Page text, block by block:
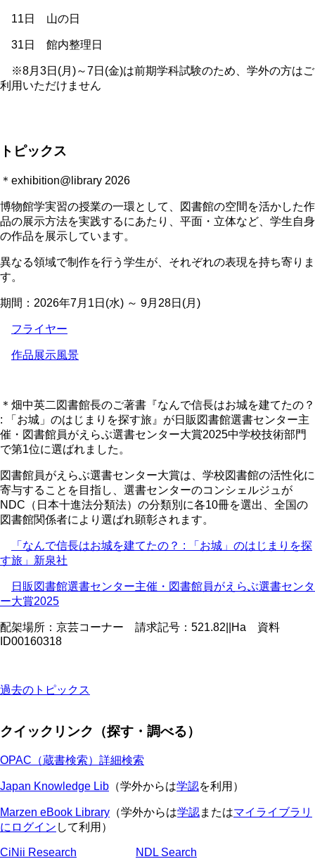
11日 山の日
31日 館内整理日
※8月3日(月)～7日(金)は前期学科試験のため、学外の方はご
利用いただけません
トピックス
＊exhibition@library 2026
博物館学実習の授業の一環として、図書館の空間を活かした作
品の展示方法を実践するにあたり、平面・立体など、学生自身
の作品を展示しています。
異なる領域で制作を行う学生が、それぞれの表現を持ち寄りま
す。
期間：2026年7月1日(水) ～ 9月28日(月)
フライヤー
作品展示風景
＊畑中英二図書館長のご著書『なんで信長はお城を建てたの？
: 「お城」のはじまりを探す旅』が日販図書館選書センター主
催・図書館員がえらぶ選書センター大賞2025中学校技術部門
で第1位に選ばれました。
図書館員がえらぶ選書センター大賞は、学校図書館の活性化に
寄与することを目指し、選書センターのコンシェルジュが
NDC（日本十進法分類法）の分類別に各10冊を選出、全国の
図書館関係者により選ばれ顕彰されます。
「なんで信長はお城を建てたの？ :
「お城」のはじまりを探
す旅」新泉社
日販図書館選書センター主催・図書館員がえらぶ選書センタ
ー大賞2025
配架場所：京芸コーナー 請求記号： 521.82||Ha 資料
ID00160318
過去のトピックス
クイックリンク（探す・調べる）
OPAC（蔵書検索）詳細検索
Japan Knowledge Lib （学外からは学認を利用）
Marzen eBook Library （学外からは学認またはマイライブラリ
にログイン して利用）
CiNii Research NDL Search